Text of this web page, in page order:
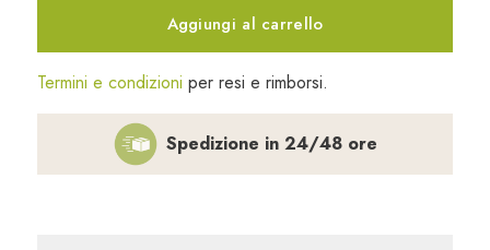
gr
quantità
Aggiungi al carrello
Termini e condizioni per resi e rimborsi.
Spedizione in 24/48 ore